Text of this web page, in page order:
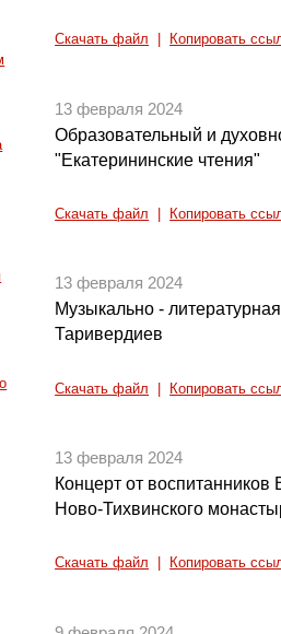
Скачать файл Копировать
13 февраля 2024
Образовательный и
"Екатерининские чтения"
Скачать файл Копировать
13 февраля 2024
Музыкально -
Таривердиев
Скачать файл Копировать
13 февраля 2024
Концерт от
Ново-Тихвинского
Скачать файл Копировать